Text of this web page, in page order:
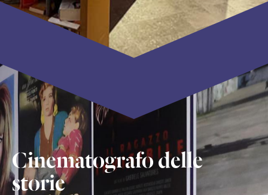
Cinematografo delle
storie